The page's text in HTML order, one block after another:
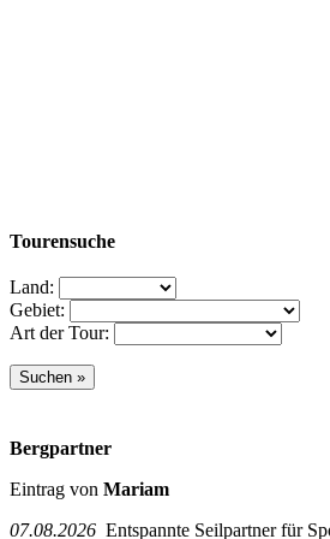
Tourensuche
Land:
Gebiet:
Art der Tour:
Bergpartner
Eintrag von Mariam
07.08.2026 Entspannte Seilpartner für